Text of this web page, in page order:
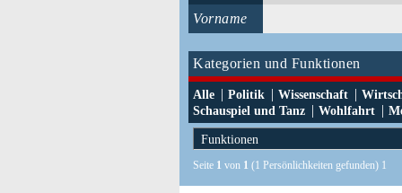
Vorname
Kategorien und Funktionen
Alle | Politik | Wissenschaft |
Schauspiel und Tanz | Wohlfahrt |
Seite 1 von 1 (1 Persönlichkeiten gefunden) 1